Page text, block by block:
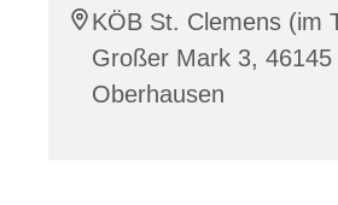
KÖB St. Clemens (im
Großer Mark 3, 46145
Oberhausen